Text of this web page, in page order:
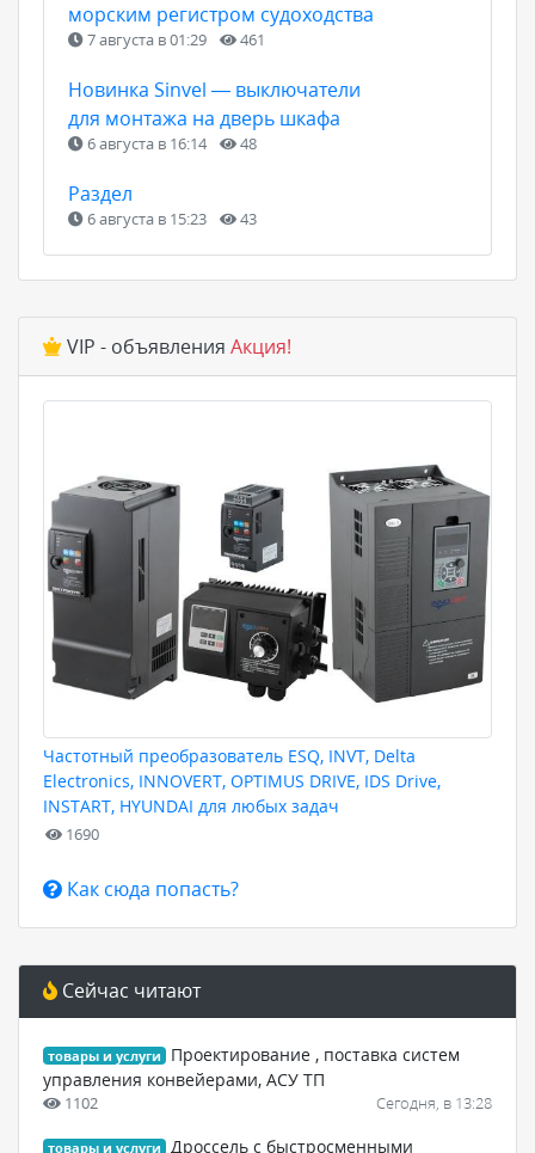
морским регистром судоходства
7 августа в 01:29 461
Новинка Sinvel — выключатели
для монтажа на дверь шкафа
6 августа в 16:14 48
Раздел
6 августа в 15:23 43
VIP - объявления Акция!
Частотный преобразователь ESQ, INVT, Delta
Electronics, INNOVERT, OPTIMUS DRIVE, IDS Drive,
INSTART, HYUNDAI для любых задач
1690
Как сюда попасть?
Сейчас читают
товары и услуги
Проектирование , поставка систем
управления конвейерами, АСУ ТП
1102 Сегодня, в 13:28
товары и услуги
Дроссель с быстросменными